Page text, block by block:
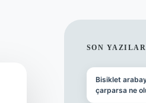
SON YAZILAR
Bisiklet
çarparsa ne